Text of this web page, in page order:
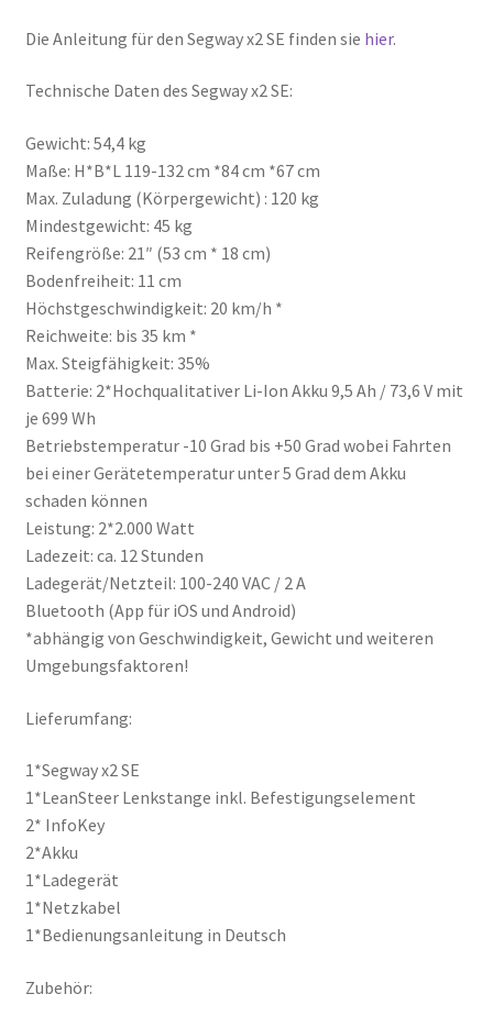
Die Anleitung für den Segway x2 SE finden sie hier.
Technische Daten des Segway x2 SE:
Gewicht: 54,4 kg
Maße: H*B*L 119-132 cm *84 cm *67 cm
Max. Zuladung (Körpergewicht) : 120 kg
Mindestgewicht: 45 kg
Reifengröße: 21″ (53 cm * 18 cm)
Bodenfreiheit: 11 cm
Höchstgeschwindigkeit: 20 km/h *
Reichweite: bis 35 km *
Max. Steigfähigkeit: 35%
Batterie: 2*Hochqualitativer Li-Ion Akku 9,5 Ah / 73,6 V mit
je 699 Wh
Betriebstemperatur -10 Grad bis +50 Grad wobei Fahrten
bei einer Gerätetemperatur unter 5 Grad dem Akku
schaden können
Leistung: 2*2.000 Watt
Ladezeit: ca. 12 Stunden
Ladegerät/Netzteil: 100-240 VAC / 2 A
Bluetooth (App für iOS und Android)
*abhängig von Geschwindigkeit, Gewicht und weiteren
Umgebungsfaktoren!
Lieferumfang:
1*Segway x2 SE
1*LeanSteer Lenkstange inkl. Befestigungselement
2* InfoKey
2*Akku
1*Ladegerät
1*Netzkabel
1*Bedienungsanleitung in Deutsch
Zubehör: